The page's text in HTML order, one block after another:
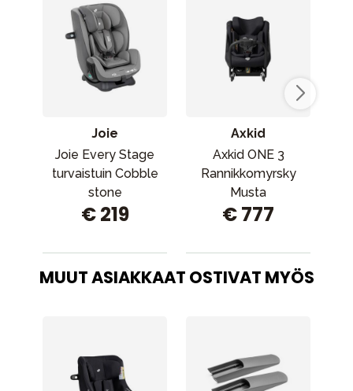
Joie
Joie Every Stage
turvaistuin Cobble
stone
€ 219
Axkid
Axkid ONE 3
Rannikkomyrsky
Musta
€ 777
MUUT ASIAKKAAT OSTIVAT MYÖS